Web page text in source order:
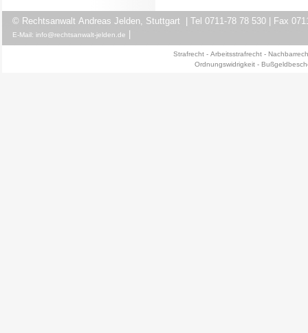
© Rechtsanwalt Andreas Jelden, Stuttgart | Tel 0711-78 78 530 | Fax
E-Mail: info@rechtsanwalt-jelden.de
Strafrecht - Arbeitsstrafrecht-
Ordnungswidrigkeit-